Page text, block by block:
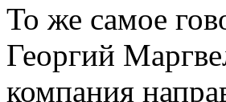
То же самое
Георгий
компания